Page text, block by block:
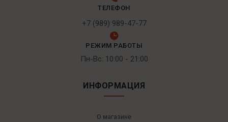
ТЕЛЕФОН
+7 (989) 989-47-77
РЕЖИМ РАБОТЫ
Пн-Вс: 10:00 - 21:00
ИНФОРМАЦИЯ
О магазине